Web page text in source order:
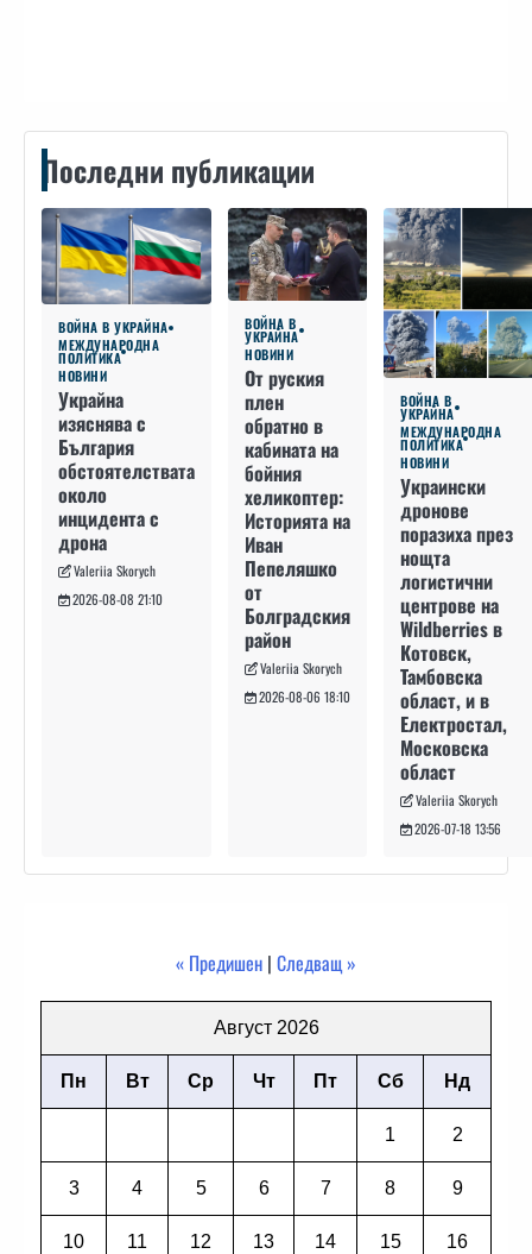
Последни публикации
ВОЙНА В УКРАЙНА
МЕЖДУНАРОДНА
ПОЛИТИКА
НОВИНИ
Украйна
изяснява с
България
обстоятелствата
около
инцидента с
дрона
Valeriia Skorych
2026-08-08 21:10
ВОЙНА В
УКРАЙНА
НОВИНИ
От руския
плен
обратно в
кабината на
бойния
хеликоптер:
Историята на
Иван
Пепеляшко
от
Болградския
район
Valeriia Skorych
2026-08-06 18:10
ВОЙНА В
УКРАЙНА
МЕЖДУНАРОДНА
ПОЛИТИКА
НОВИНИ
Украински
дронове
поразиха през
нощта
логистични
центрове на
Wildberries в
Котовск,
Тамбовска
област, и в
Електростал,
Московска
област
Valeriia Skorych
2026-07-18 13:56
« Предишен | Следващ »
Август 2026
Пн Вт Ср Чт Пт Сб Нд
1 2
3 4 5 6 7 8 9
10 11 12 13 14 15 16